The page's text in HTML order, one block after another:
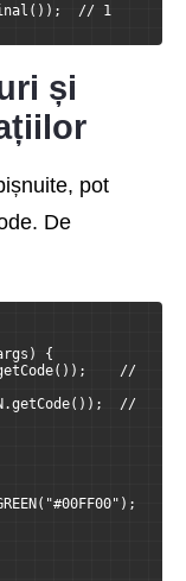
// 1
și
pot
De
{
//
//